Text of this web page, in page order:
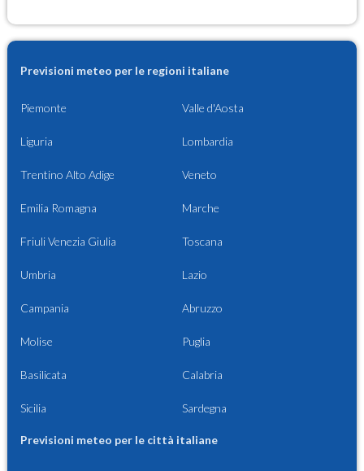
Previsioni meteo per le regioni italiane
Piemonte Valle d'Aosta
Liguria Lombardia
Trentino Alto Adige Veneto
Emilia Romagna Marche
Friuli Venezia Giulia Toscana
Umbria Lazio
Campania Abruzzo
Molise Puglia
Basilicata Calabria
Sicilia Sardegna
Previsioni meteo per le città italiane